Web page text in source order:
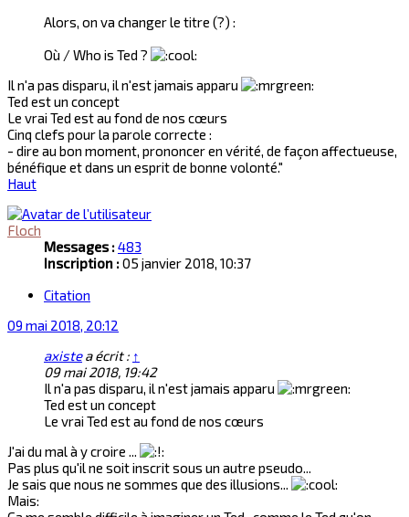
Alors, on va changer le titre (?) :
Où / Who is Ted ?
Il n'a pas disparu, il n'est jamais apparu
Ted est un concept
Le vrai Ted est au fond de nos cœurs
Cinq clefs pour la parole correcte :
- dire au bon moment, prononcer en vérité, de façon affectueuse,
bénéfique et dans un esprit de bonne volonté."
Haut
Floch
Messages :483
Inscription :05 janvier 2018, 10:37
Citation
09 mai 2018, 20:12
axistea écrit : ↑
09 mai 2018, 19:42
Il n'a pas disparu, il n'est jamais apparu
Ted est un concept
Le vrai Ted est au fond de nos cœurs
J'ai du mal à y croire ...
Pas plus qu'il ne soit inscrit sous un autre pseudo...
Je sais que nous ne sommes que des illusions...
Mais: